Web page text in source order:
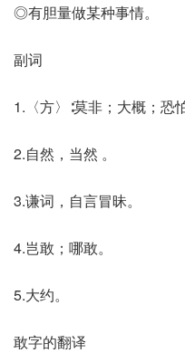
◎有胆量做某种事情。
副词
1.〈方〉∶莫非；大概；恐怕
2.自然，当然 。
3.谦词，自言冒昧。
4.岂敢；哪敢。
5.大约。
敢字的翻译